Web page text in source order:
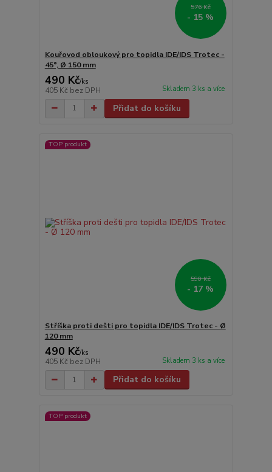
576 Kč
- 15 %
Kouřovod obloukový pro topidla IDE/IDS Trotec -
45°, Ø 150 mm
490 Kč/ks
405 Kč bez DPH Skladem 3 ks a více
Přidat do košíku
TOP produkt
590 Kč
- 17 %
Stříška proti dešti pro topidla IDE/IDS Trotec - Ø
120 mm
490 Kč/ks
405 Kč bez DPH Skladem 3 ks a více
Přidat do košíku
TOP produkt